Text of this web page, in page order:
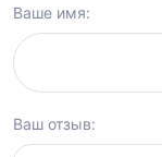
Ваше имя:
Ваш отзыв: